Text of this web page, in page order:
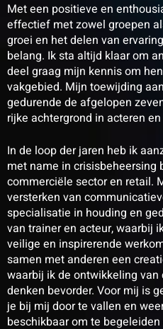
Met een positieve en
effectief met zowel groepen
groei en het delen van
belang. Ik sta altijd klaar om
deel graag mijn kennis om
vakgebied. Mijn toewijding
gedurende de afgelopen
rijke achtergrond in acteren
In de loop der jaren heb ik
met name in crisisbeheersing
commerciële sector en retail.
versterken van
specialisatie in houding en
van trainer en acteur, waarbij
veilige en inspirerende
samen met anderen een
waarbij ik de ontwikkeling
denken bevorder. Voor mij is
je bij mij door te vallen en
beschikbaar om te